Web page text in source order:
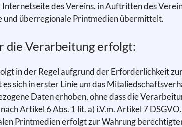
des Vereins. in Auftritten des
und überregionale Printmedien übermittelt.
die Verarbeitung erfolgt:
in der Regel aufgrund der Erforderlichkeit
sich in erster Linie um das
Daten erhoben, ohne dass die
Artikel 6 Abs. 1 lit. a) i.V.m. Artikel 7
Printmedien erfolgt zur Wahrung